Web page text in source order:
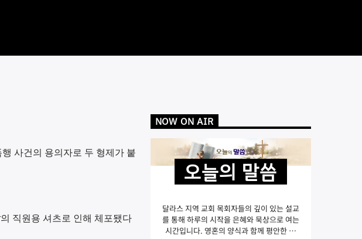
사건의 용의자로 두 형제가 붙
의 직원용 셔츠로 인해 체포됐다
NOW ON AIR
오늘의 말씀
달라스 지역 교회 목회자들의 깊이 있는 설교
를 통해 하루의 시작을 은혜와 묵상으로 여는
시간입니다. 영혼의 양식과 함께 평안한 아